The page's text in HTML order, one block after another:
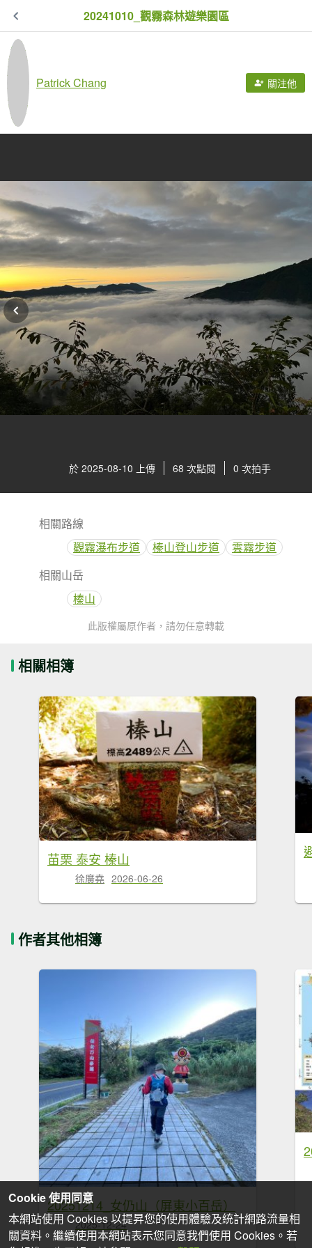
20241010_觀霧森林遊樂園區
Patrick Chang 關注他
於 2025-08-10 上傳 68 次點閱 0 次拍手
相關路線
觀霧瀑布步道
榛山登山步道
雲霧步道
相關山岳
榛山
此版權屬原作者，請勿任意轉載
相關相簿
苗栗 泰安 榛山
徐廣堯 2026-06-26
作者其他相簿
20251214_女仍山（屏東小百岳）
2025-12-24
Cookie 使用同意
本網站使用 Cookies 以提昇您的使用體驗及統計網路流量相
關資料。繼續使用本網站表示您同意我們使用 Cookies。若